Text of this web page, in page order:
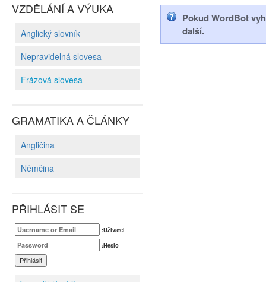
VZDĚLÁNÍ A VÝUKA
Anglický slovník
Nepravidelná slovesa
Frázová slovesa
GRAMATIKA A ČLÁNKY
Angličina
Němčina
PŘIHLÁSIT SE
:Uživatel
:Heslo
Pokud WordBot
další.